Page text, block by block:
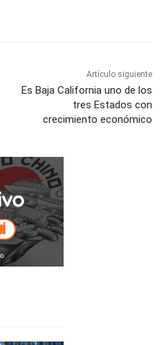
Artículo siguiente
Es Baja California uno de los
tres Estados con
crecimiento económico